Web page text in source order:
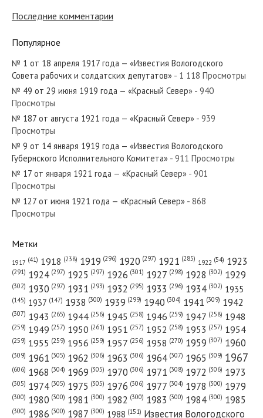
«Красный Север»
№ 16 от января 1932 года —
№ 55 от марта 1921 года —
«Красный Север»
№ 36 от февраля 1965 года —
Последние комментарии
Популярное
№ 1 от 18 апреля 1917 года — «Известия Вологодского
Совета рабочих и солдатских депутатов» - 1 118 Просмотры
№ 49 от 29 июня 1919 года — «Красный Север» - 940
Просмотры
№ 187 от августа 1921 года — «Красный Север» - 939
Просмотры
№ 9 от 14 января 1919 года — «Известия Вологодского
Губернского Исполнительного Комитета» - 911 Просмотры
№ 17 от января 1921 года — «Красный Север» - 901
Просмотры
№ 127 от июня 1921 года — «Красный Север» - 868
Просмотры
Метки
1917 (41) 1918 (238) 1919 (296) 1920 (297) 1921 (285) 1922 (54) 1923
(291) 1924 (297) 1925 (297) 1926 (301) 1927 (298) 1928 (302) 1929
(302) 1930 (297) 1931 (293) 1932 (295) 1933 (296) 1934 (302) 1935
(145) 1937 (147) 1938 (300) 1939 (299) 1940 (304) 1941 (309) 1942
(307) 1943 (265) 1944 (256) 1945 (258) 1946 (259) 1947 (258) 1948
(259) 1949 (257) 1950 (261) 1951 (257) 1952 (258) 1953 (257) 1954
(259) 1955 (259) 1956 (259) 1957 (256) 1958 (270) 1959 (307) 1960
(309) 1961 (305) 1962 (306) 1963 (306) 1964 (307) 1965 (309) 1967
(606) 1968 (304) 1969 (305) 1970 (306) 1971 (308) 1972 (306) 1973
(305) 1974 (305) 1975 (305) 1976 (306) 1977 (304) 1978 (300) 1979
(300) 1980 (300) 1981 (300) 1982 (300) 1983 (300) 1984 (300) 1985
(300) 1986 (300) 1987 (300) 1988 (151) Известия Вологодского